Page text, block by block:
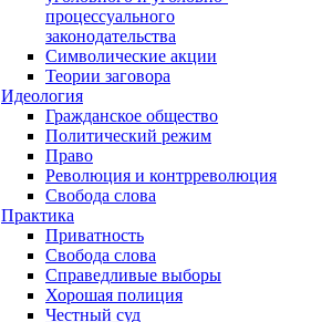
процессуального
законодательства
Символические акции
Теории заговора
Идеология
Гражданское общество
Политический режим
Право
Революция и контрреволюция
Свобода слова
Практика
Приватность
Свобода слова
Справедливые выборы
Хорошая полиция
Честный суд